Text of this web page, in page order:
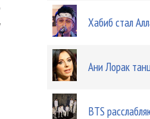
Хабиб стал
Ани Лорак
BTS